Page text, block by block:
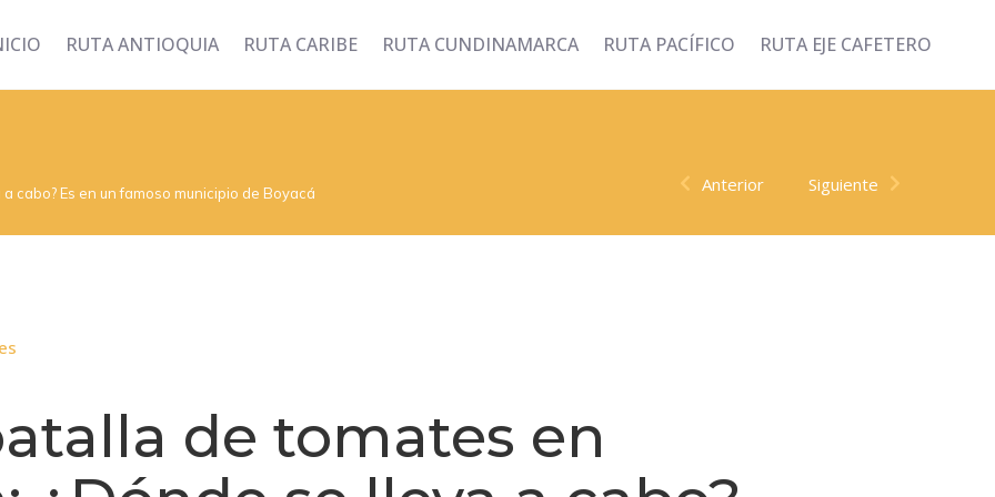
RUTA ANTIOQUIA RUTA CARIBE RUTA CUNDINAMARCA RUTA PACÍFICO RUTA EJE CAFETERO
cabo? Es en un famoso municipio de Boyacá
Anterior Siguiente
de tomates en